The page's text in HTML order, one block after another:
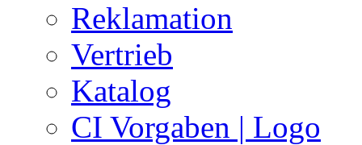
Reklamation
Vertrieb
Katalog
CI Vorgaben | Logo